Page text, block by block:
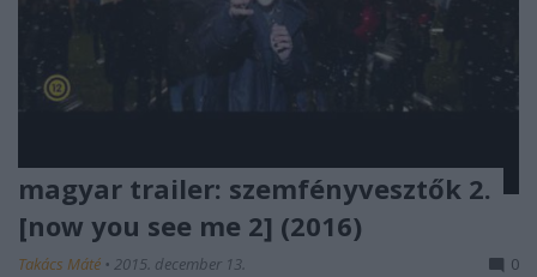
magyar trailer: szemfényvesztők 2.
[now you see me 2] (2016)
Takács Máté • 2015. december 13. 0